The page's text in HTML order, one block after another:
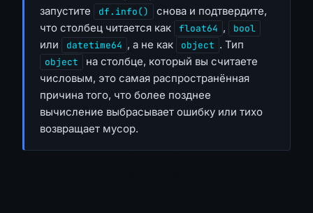
запустите
df.info()
снова и подтвердите,
что столбец читается как
float64 , bool
или datetime64 , а не как object . Тип
object
на столбце, который вы считаете
числовым, это самая распространённая
причина того, что более позднее
вычисление выбрасывает ошибку или тихо
возвращает мусор.